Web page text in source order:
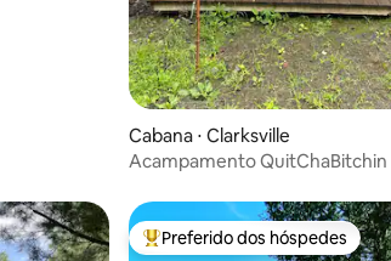
Cabana ⋅ Clarksville
Acampamento QuitChaBitchin
Entre os melhores preferidos
Preferido dos hóspedes